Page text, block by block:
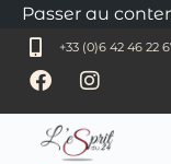
Passer au
+33 (0)6 42 46 22